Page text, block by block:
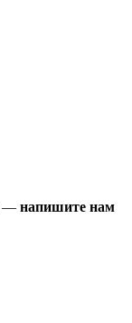
— напишите нам